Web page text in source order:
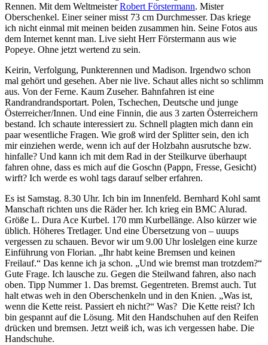
Rennen. Mit dem WeltmeisterRobert Förstermann. Mister
Oberschenkel. Einer seiner misst 73 cm Durchmesser. Das kriege
ich nicht einmal mit meinen beiden zusammen hin. Seine Fotos aus
dem Internet kennt man. Live sieht Herr Förstermann aus wie
Popeye. Ohne jetzt wertend zu sein.
Keirin, Verfolgung, Punkterennen und Madison. Irgendwo schon
mal gehört und gesehen. Aber nie live. Schaut alles nicht so schlimm
aus. Von der Ferne. Kaum Zuseher. Bahnfahren ist eine
Randrandrandsportart. Polen, Tschechen, Deutsche und junge
Österreicher/Innen. Und eine Finnin, die aus 3 zarten Österreichern
bestand. Ich schaute interessiert zu. Schnell plagten mich dann ein
paar wesentliche Fragen. Wie groß wird der Splitter sein, den ich
mir einziehen werde, wenn ich auf der Holzbahn ausrutsche bzw.
hinfalle? Und kann ich mit dem Rad in der Steilkurve überhaupt
fahren ohne, dass es mich auf die Goschn (Pappn, Fresse, Gesicht)
wirft? Ich werde es wohl tags darauf selber erfahren.
Es ist Samstag. 8.30 Uhr. Ich bin im Innenfeld. Bernhard Kohl samt
Manschaft richten uns die Räder her. Ich krieg ein BMC Alurad.
Größe L. Dura Ace Kurbel. 170 mm Kurbellänge. Also kürzer wie
üblich. Höheres Tretlager. Und eine Übersetzung von – uuups
vergessen zu schauen. Bevor wir um 9.00 Uhr loslelgen eine kurze
Einführung von Florian. „Ihr habt keine Bremsen und keinen
Freilauf.“ Das kenne ich ja schon. „Und wie bremst man trotzdem?“
Gute Frage. Ich lausche zu. Gegen die Steilwand fahren, also nach
oben. Tipp Nummer 1. Das bremst. Gegentreten. Bremst auch. Tut
halt etwas weh in den Oberschenkeln und in den Knien. „Was ist,
wenn die Kette reist. Passiert eh nicht?“ Was? Die Kette reist? Ich
bin gespannt auf die Lösung. Mit den Handschuhen auf den Reifen
drücken und bremsen. Jetzt weiß ich, was ich vergessen habe. Die
Handschuhe.